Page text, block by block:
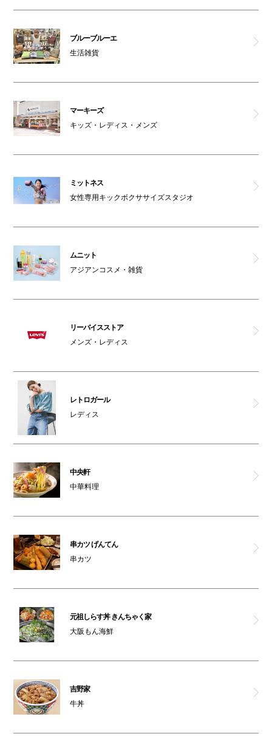
ブルーブルーエ
生活雑貨
マーキーズ
キッズ・レディス・メンズ
ミットネス
女性専用キックボクササイズスタジオ
ムニット
アジアンコスメ・雑貨
リーバイスストア
メンズ・レディス
レトロガール
レディス
中央軒
中華料理
串カツ げんてん
串カツ
元祖しらす丼 きんちゃく家
大阪もん海鮮
吉野家
牛丼